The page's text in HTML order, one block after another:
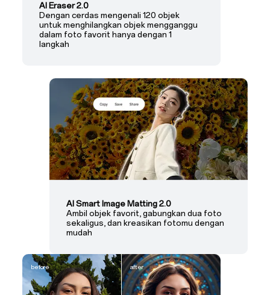
AI Eraser 2.0
Dengan cerdas mengenali 120 objek
untuk menghilangkan objek mengganggu
dalam foto favorit hanya dengan 1
langkah
AI Smart Image Matting 2.0
Ambil objek favorit, gabungkan dua foto
sekaligus, dan kreasikan fotomu dengan
mudah
before after